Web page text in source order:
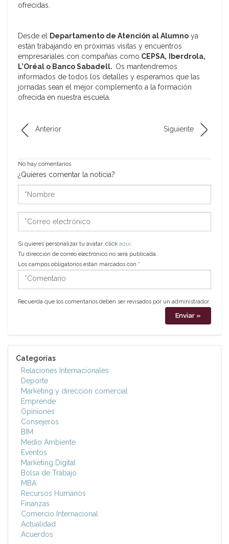
ofrecidas.
Desde el Departamento de Atención al Alumno ya
están trabajando en próximas visitas y encuentros
empresariales con compañías como CEPSA,
Iberdrola,
L’Oréal o Banco Sabadell. Os mantendremos
informados de todos los detalles y esperamos que las
jornadas sean el mejor complemento a la formación
ofrecida en nuestra escuela.
Anterior Siguiente
No hay comentarios
¿Quieres comentar la noticia?
electrónico
Si quieres personalizar tu avatar, click aquí.
Tu dirección de correo electrónico no será publicada.
Los campos obligatorios están marcados con *
*Comentario
Recuerda que los comentarios deben ser revisados por un administrador.
Categorías
Relaciones Internacionales
Deporte
Marketing y dirección comercial
Emprende
Opiniones
Consejeros
BIM
Medio Ambiente
Eventos
Marketing Digital
Bolsa de Trabajo
MBA
Recursos Humanos
Finanzas
Comercio Internacional
Actualidad
Acuerdos